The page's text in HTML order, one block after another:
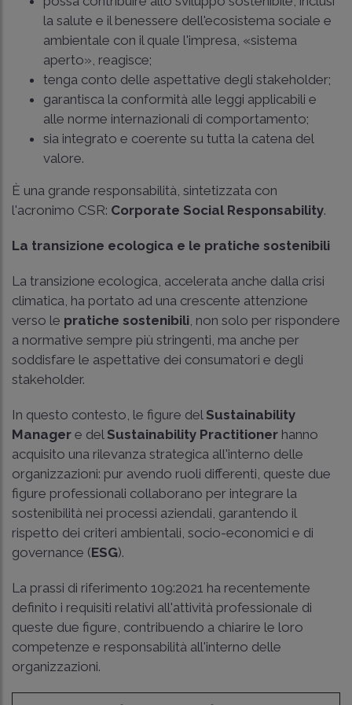
la salute e il benessere dell'ecosistema sociale e
ambientale con il quale l'impresa, «sistema
aperto», reagisce;
tenga conto delle aspettative degli stakeholder;
garantisca la conformità alle leggi applicabili e
alle norme internazionali di comportamento;
sia integrato e coerente su tutta la catena del
valore.
È una grande responsabilità, sintetizzata con
l'acronimo CSR: Corporate Social Responsability.
La transizione ecologica e le pratiche sostenibili
La transizione ecologica, accelerata anche dalla crisi
climatica, ha portato ad una crescente attenzione
verso le pratiche sostenibili, non solo per rispondere
a normative sempre più stringenti, ma anche per
soddisfare le aspettative dei consumatori e degli
stakeholder.
In questo contesto, le figure delSustainability
Manager e delSustainability Practitioner hanno
acquisito una rilevanza strategica all'interno delle
organizzazioni: pur avendo ruoli differenti, queste due
figure professionali collaborano per integrare la
sostenibilità nei processi aziendali, garantendo il
rispetto dei criteri ambientali, socio-economici e di
governance (ESG).
La prassi di riferimento 109:2021 ha recentemente
definito i requisiti relativi all'attività professionale di
queste due figure, contribuendo a chiarire le loro
competenze e responsabilità all'interno delle
organizzazioni.